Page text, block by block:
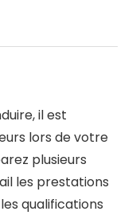
il est
lors de votre
plusieurs
les prestations
qualifications